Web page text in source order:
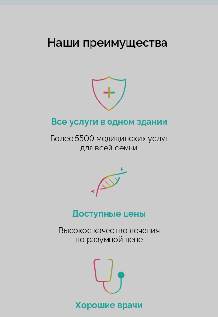
Наши преимущества
Все услуги в одном здании
Более 5500 медицинских услуг
для всей семьи
Доступные цены
Высокое качество лечения
по разумной цене
Хорошие врачи